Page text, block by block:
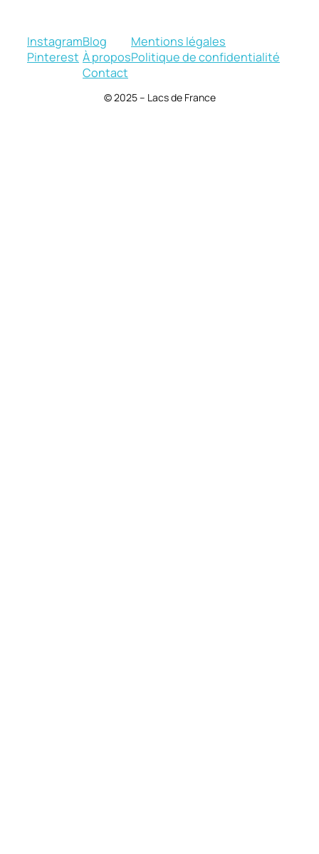
Instagram
Pinterest
Blog
À propos
Contact
Mentions légales
Politique de confidentialité
© 2025 – Lacs de France